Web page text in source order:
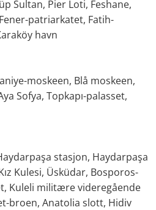
Sultan, Pier Loti, Feshane,
patriarkatet, Fatih-
havn
moskeen, Blå moskeen,
Sofya, Topkapı-palasset,
stasjon, Haydarpaşa
Kulesi, Üsküdar, Bosporos-
Kuleli militære videregående
broen, Anatolia slott, Hidiv